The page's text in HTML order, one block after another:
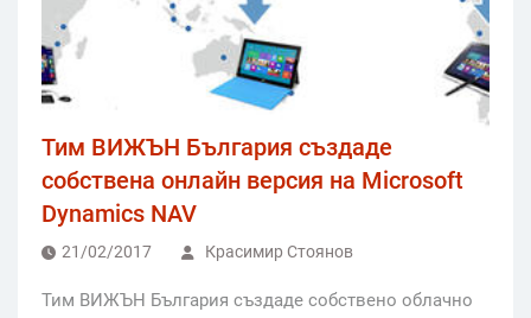
Тим ВИЖЪН България създаде
собствена онлайн версия на Microsoft
Dynamics NAV
21/02/2017 Красимир Стоянов
Тим ВИЖЪН България създаде собствено облачно